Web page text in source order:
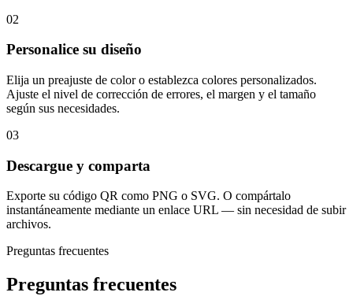
02
Personalice su diseño
Elija un preajuste de color o establezca colores personalizados.
Ajuste el nivel de corrección de errores, el margen y el tamaño
según sus necesidades.
03
Descargue y comparta
Exporte su código QR como PNG o SVG. O compártalo
instantáneamente mediante un enlace URL — sin necesidad de subir
archivos.
Preguntas frecuentes
Preguntas frecuentes